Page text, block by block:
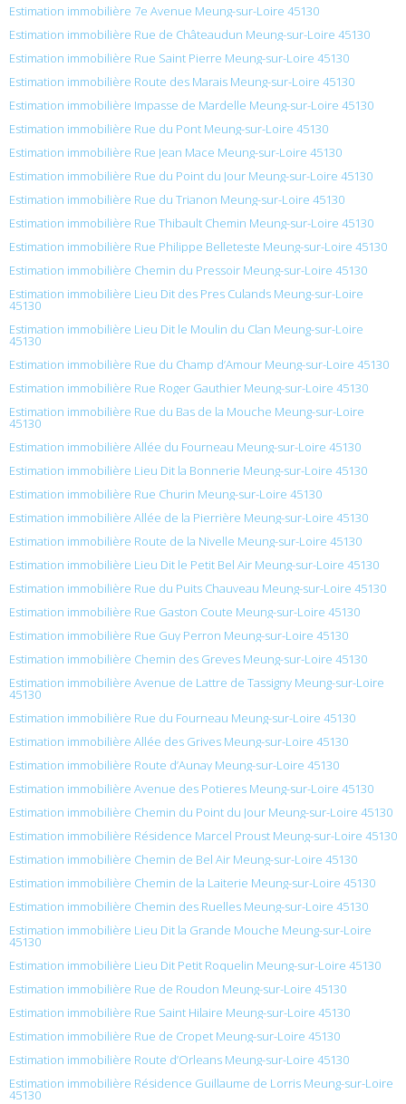
Estimation immobilière 7e Avenue Meung-sur-Loire 45130
Estimation immobilière Rue de Châteaudun Meung-sur-Loire 45130
Estimation immobilière Rue Saint Pierre Meung-sur-Loire 45130
Estimation immobilière Route des Marais Meung-sur-Loire 45130
Estimation immobilière Impasse de Mardelle Meung-sur-Loire 45130
Estimation immobilière Rue du Pont Meung-sur-Loire 45130
Estimation immobilière Rue Jean Mace Meung-sur-Loire 45130
Estimation immobilière Rue du Point du Jour Meung-sur-Loire 45130
Estimation immobilière Rue du Trianon Meung-sur-Loire 45130
Estimation immobilière Rue Thibault Chemin Meung-sur-Loire 45130
Estimation immobilière Rue Philippe Belleteste Meung-sur-Loire 45130
Estimation immobilière Chemin du Pressoir Meung-sur-Loire 45130
Estimation immobilière Lieu Dit des Pres Culands Meung-sur-Loire
45130
Estimation immobilière Lieu Dit le Moulin du Clan Meung-sur-Loire
45130
Estimation immobilière Rue du Champ d’Amour Meung-sur-Loire 45130
Estimation immobilière Rue Roger Gauthier Meung-sur-Loire 45130
Estimation immobilière Rue du Bas de la Mouche Meung-sur-Loire
45130
Estimation immobilière Allée du Fourneau Meung-sur-Loire 45130
Estimation immobilière Lieu Dit la Bonnerie Meung-sur-Loire 45130
Estimation immobilière Rue Churin Meung-sur-Loire 45130
Estimation immobilière Allée de la Pierrière Meung-sur-Loire 45130
Estimation immobilière Route de la Nivelle Meung-sur-Loire 45130
Estimation immobilière Lieu Dit le Petit Bel Air Meung-sur-Loire 45130
Estimation immobilière Rue du Puits Chauveau Meung-sur-Loire 45130
Estimation immobilière Rue Gaston Coute Meung-sur-Loire 45130
Estimation immobilière Rue Guy Perron Meung-sur-Loire 45130
Estimation immobilière Chemin des Greves Meung-sur-Loire 45130
Estimation immobilière Avenue de Lattre de Tassigny Meung-sur-Loire
45130
Estimation immobilière Rue du Fourneau Meung-sur-Loire 45130
Estimation immobilière Allée des Grives Meung-sur-Loire 45130
Estimation immobilière Route d’Aunay Meung-sur-Loire 45130
Estimation immobilière Avenue des Potieres Meung-sur-Loire 45130
Estimation immobilière Chemin du Point du Jour Meung-sur-Loire 45130
Estimation immobilière Résidence Marcel Proust Meung-sur-Loire 45130
Estimation immobilière Chemin de Bel Air Meung-sur-Loire 45130
Estimation immobilière Chemin de la Laiterie Meung-sur-Loire 45130
Estimation immobilière Chemin des Ruelles Meung-sur-Loire 45130
Estimation immobilière Lieu Dit la Grande Mouche Meung-sur-Loire
45130
Estimation immobilière Lieu Dit Petit Roquelin Meung-sur-Loire 45130
Estimation immobilière Rue de Roudon Meung-sur-Loire 45130
Estimation immobilière Rue Saint Hilaire Meung-sur-Loire 45130
Estimation immobilière Rue de Cropet Meung-sur-Loire 45130
Estimation immobilière Route d’Orleans Meung-sur-Loire 45130
Estimation immobilière Résidence Guillaume de Lorris Meung-sur-Loire
45130